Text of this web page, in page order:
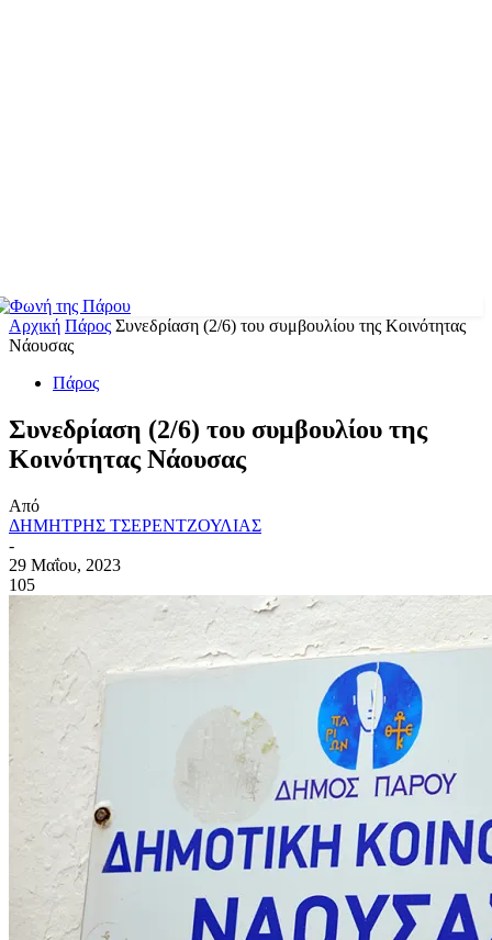
Αρχική Πάρος Συνεδρίαση (2/6) του συμβουλίου της Κοινότητας
Νάουσας
Πάρος
Συνεδρίαση (2/6) του συμβουλίου της
Κοινότητας Νάουσας
Από
ΔΗΜΗΤΡΗΣ ΤΣΕΡΕΝΤΖΟΥΛΙΑΣ
-
29 Μαΐου, 2023
105